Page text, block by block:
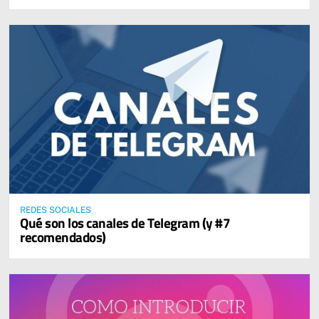
REDES SOCIALES
Qué son los canales de Telegram (y #7
recomendados)